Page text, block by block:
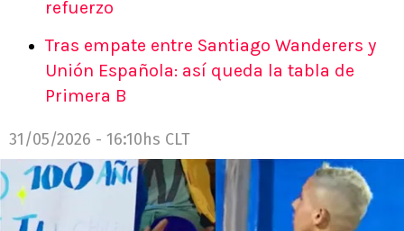
refuerzo
Tras empate entre Santiago Wanderers y
Unión Española: así queda la tabla de
Primera B
31/05/2026 - 16:10hs CLT